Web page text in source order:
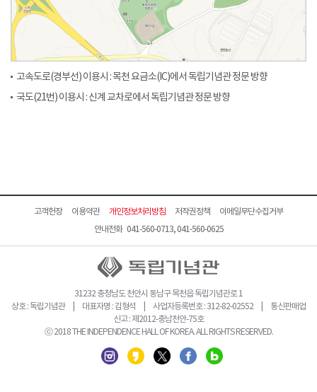
고속도로(경부선) 이용시 : 목천 요금소(IC)에서 독립기념관 정문 방향
국도(21번) 이용시 : 신계 교차로에서 독립기념관 정문 방향
고객헌장 이용약관 개인정보처리방침 저작권정책
이메일무단수집거부
안내전화 041-560-0713, 041-560-0625
31232 충청남도 천안시 동남구 목천읍 독립기념관로 1
상호 : 독립기념관 | 대표자명 : 김형석 | 사업자등록번호 : 312-82-02552 | 통신판매업
신고 : 제2012-충남천안-75호
ⓒ 2018 THE INDEPENDENCE HALL OF KOREA. ALL RIGHTS RESERVED.